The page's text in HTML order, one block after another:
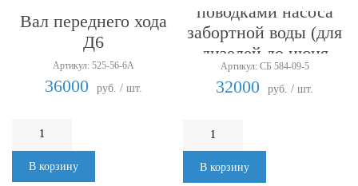
Вал переднего хода
Д6
Артикул: 525-56-6А
36000 руб. / шт.
В корзину
поводками насоса
забортной воды (для
дизелей до июня
1975)
Артикул: СБ 584-09-5
32000 руб. / шт.
В корзину